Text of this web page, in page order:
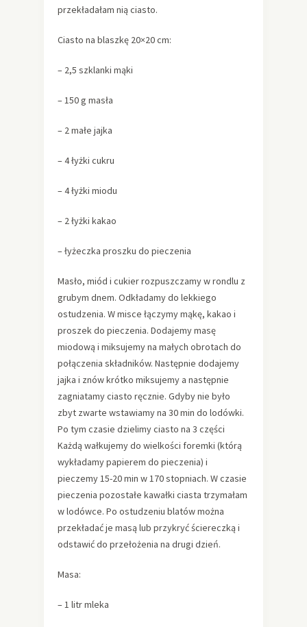
przekładałam nią ciasto.
Ciasto na blaszkę 20×20 cm:
– 2,5 szklanki mąki
– 150 g masła
– 2 małe jajka
– 4 łyżki cukru
– 4 łyżki miodu
– 2 łyżki kakao
– łyżeczka proszku do pieczenia
Masło, miód i cukier rozpuszczamy w rondlu z
grubym dnem. Odkładamy do lekkiego
ostudzenia. W misce łączymy mąkę, kakao i
proszek do pieczenia. Dodajemy masę
miodową i miksujemy na małych obrotach do
połączenia składników. Następnie dodajemy
jajka i znów krótko miksujemy a następnie
zagniatamy ciasto ręcznie. Gdyby nie było
zbyt zwarte wstawiamy na 30 min do lodówki.
Po tym czasie dzielimy ciasto na 3 części
Każdą wałkujemy do wielkości foremki (którą
wykładamy papierem do pieczenia) i
pieczemy 15-20 min w 170 stopniach. W czasie
pieczenia pozostałe kawałki ciasta trzymałam
w lodówce. Po ostudzeniu blatów można
przekładać je masą lub przykryć ściereczką i
odstawić do przełożenia na drugi dzień.
Masa:
– 1 litr mleka